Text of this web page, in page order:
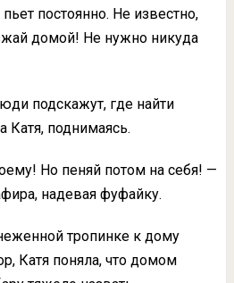
постоянно. Не известно,
домой! Не нужно никуда
подскажут, где найти
Катя, поднимаясь.
Но пеняй потом на себя! —
надевая фуфайку.
тропинке к дому
Катя поняла, что домом